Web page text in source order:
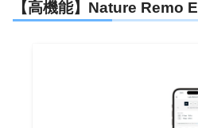
【高機能】Nature Remo